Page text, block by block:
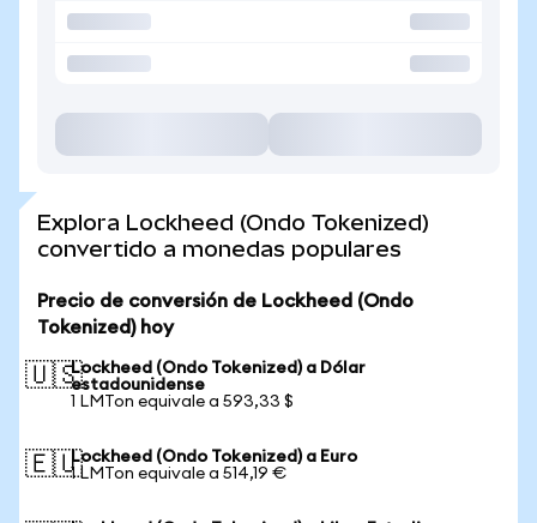
Explora Lockheed (Ondo Tokenized)
convertido a monedas populares
Precio de conversión de Lockheed (Ondo
Tokenized) hoy
🇺🇸Lockheed (Ondo Tokenized) a Dólar
estadounidense
1 LMTon equivale a 593,33 $
🇪🇺Lockheed (Ondo Tokenized) a Euro
1 LMTon equivale a 514,19 €